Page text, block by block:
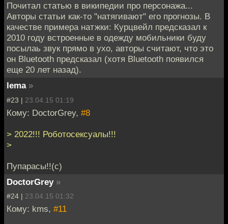
Почитал статью в википедии про персонажа...
Авторы статьи как-то "натягивают" его прогнозы. В
качестве примера натжки: Курцвейл предсказал к
2010 году встроенные в одежду мобильники буду
посылаь звук прямо в ухо, авторы считают, что это
он Bluetooth предсказал (хотя Bluetooth появился
еще 20 лет назад).
lema »
#23 | 23.04.15 01:19
Кому: DoctorGrey, #8
> 2022!!! Роботосексуалы!!!
>
Пупарасы!!(с)
DoctorGrey »
#24 | 23.04.15 01:32
Кому: kms, #11